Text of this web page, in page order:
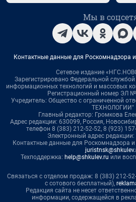
Мы в
Контактные данные для Роскомнадзора
Сетевое издание
Зарегистрировано Федеральной
информационных технологий и массовых
Регистрационный номер ЭЛ
Учредитель: Общество с ограниченной
ТЕХНОЛОГИИ"
Главный редактор: Громкова
Адрес редакции: 630099, Россия,
телефон 8 (383) 212-52-52, 8 (923)
Электронный адрес редакции:
Контактные данные для Роскомнадзора и
Техподдержка: help@shkulev.ru или
Связаться с отделом продаж: 8 (383) 212-
с сотового бесплатный),
Редакция сайта не несет
информации, содержащейся в